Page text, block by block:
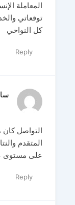
المعاملة
توقعاتي
كل النواحي
Reply
التواصل كان
المتقدم
على مستوى
Reply